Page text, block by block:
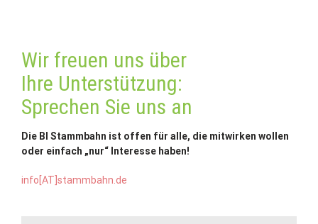
Wir freuen uns über
Ihre Unterstützung:
Sprechen Sie uns an
Die BI Stammbahn ist offen für alle, die mitwirken wollen
oder einfach „nur“ Interesse haben!
info[AT]stammbahn.de